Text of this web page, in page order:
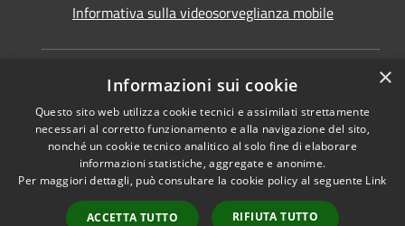
Informativa sulla videosorveglianza mobile
RSS
Accessibilità
Cookie
Mappa del sito
Copyright © 2026 • Comune di
Taranto • Powered by
Municipium•Accesso
redazione
×
Informazioni sui cookie
Questo sito web utilizza cookie tecnici e assimilati strettamente
necessari al corretto funzionamento e alla navigazione del sito,
nonché un cookie tecnico analitico al solo fine di elaborare
informazioni statistiche, aggregate e anonime.
Per maggiori dettagli, può consultare la cookie policy al seguente Link
ACCETTA TUTTO RIFIUTA TUTTO